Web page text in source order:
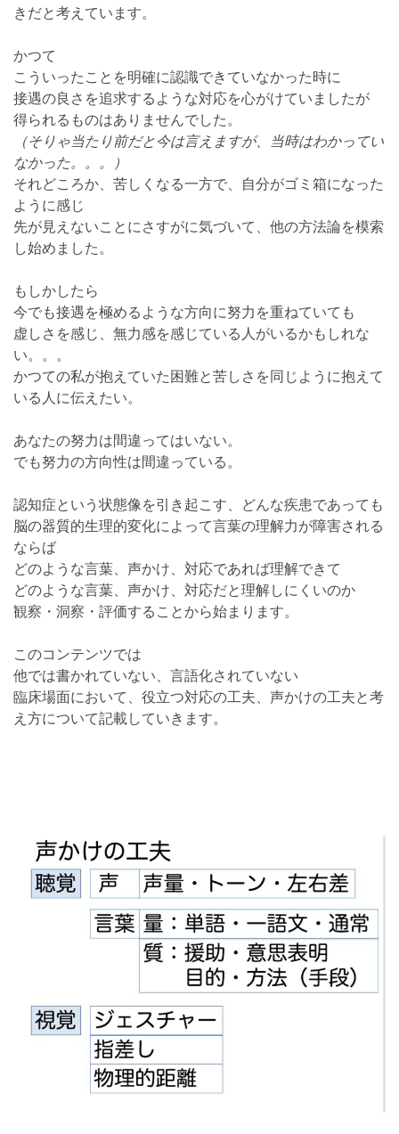
きだと考えています。
かつて
こういったことを明確に認識できていなかった時に
接遇の良さを追求するような対応を心がけていましたが
得られるものはありませんでした。
（そりゃ当たり前だと今は言えますが、当時はわかってい
なかった。。。）
それどころか、苦しくなる一方で、自分がゴミ箱になった
ように感じ
先が見えないことにさすがに気づいて、他の方法論を模索
し始めました。
もしかしたら
今でも接遇を極めるような方向に努力を重ねていても
虚しさを感じ、無力感を感じている人がいるかもしれな
い。。。
かつての私が抱えていた困難と苦しさを同じように抱えて
いる人に伝えたい。
あなたの努力は間違ってはいない。
でも努力の方向性は間違っている。
認知症という状態像を引き起こす、どんな疾患であっても
脳の器質的生理的変化によって言葉の理解力が障害される
ならば
どのような言葉、声かけ、対応であれば理解できて
どのような言葉、声かけ、対応だと理解しにくいのか
観察・洞察・評価することから始まります。
このコンテンツでは
他では書かれていない、言語化されていない
臨床場面において、役立つ対応の工夫、声かけの工夫と考
え方について記載していきます。